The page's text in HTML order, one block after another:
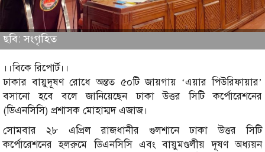
ছবি: সংগৃহিত
।।বিকে রিপোর্ট।।
ঢাকার বায়ুদূষণ রোধে অন্তত ৫০টি জায়গায় ‘এয়ার পিউরিফায়ার’
বসানো হবে বলে জানিয়েছেন ঢাকা উত্তর সিটি কর্পোরেশনের
(ডিএনসিসি) প্রশাসক মোহাম্মদ এজাজ।
সোমবার ২৮ এপ্রিল রাজধানীর গুলশানে ঢাকা উত্তর সিটি
কর্পোরেশনের হলরুমে ডিএনসিসি এবং বায়ুমণ্ডলীয় দূষণ অধ্যয়ন